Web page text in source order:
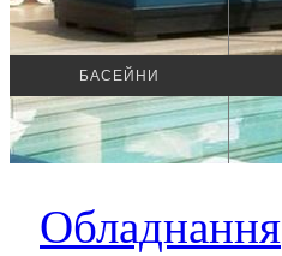
БАСЕЙНИ
Обладнання